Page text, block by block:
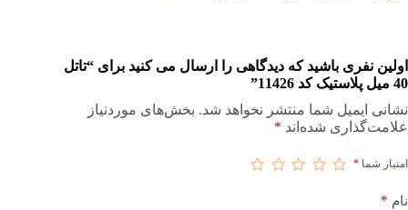
اولین نفری باشید که دیدگاهی را ارسال می کنید برای “تاتل
40 میل پلاستیک کد 11426”
نشانی ایمیل شما منتشر نخواهد شد. بخش‌های موردنیاز
علامت‌گذاری شده‌اند *
امتیاز شما *
نام *